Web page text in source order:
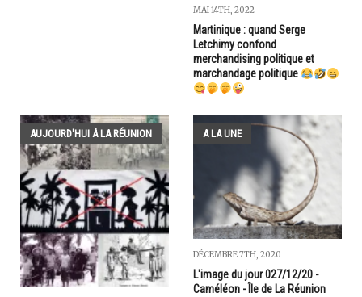
MAI 14TH, 2022
Martinique : quand Serge
Letchimy confond
merchandising politique et
marchandage politique
AUJOURD'HUI À LA RÉUNION A LA UNE
DÉCEMBRE 7TH, 2020
L'image du jour 027/12/20 -
Caméléon - Île de La Réunion